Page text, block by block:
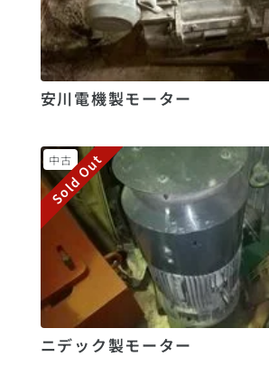
安川電機製モーター
ニデック製モーター
中古
Sold Out